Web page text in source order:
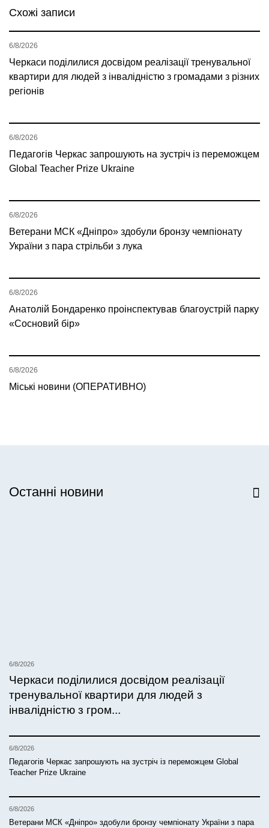
Схожі записи
Черкаси поділилися досвідом реалізації тренувальної
квартири для людей з інвалідністю з громадами з різних
регіонів
6/8/2026
Педагогів Черкас запрошують на зустріч із переможцем
Global Teacher Prize Ukraine
6/8/2026
Ветерани МСК «Дніпро» здобули бронзу чемпіонату
України з пара стрільби з лука
6/8/2026
Анатолій Бондаренко проінспектував благоустрій парку
«Сосновий бір»
6/8/2026
Міські новини (ОПЕРАТИВНО)
6/8/2026
Останні новини
6/8/2026
Черкаси поділилися досвідом реалізації
тренувальної квартири для людей з
інвалідністю з гром...
6/8/2026
Педагогів Черкас запрошують на зустріч із переможцем Global
Teacher Prize Ukraine
6/8/2026
Ветерани МСК «Дніпро» здобули бронзу чемпіонату України з пара